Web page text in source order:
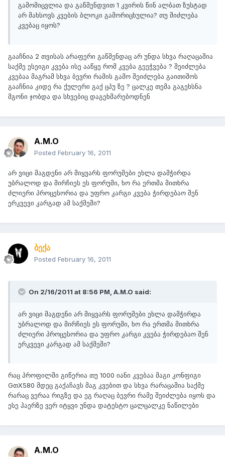
გამომიცვლია და გაწმენდვით 1 კვირის წინ ალბათ ზუსტად
არ მახსოვს კვების ბლოკი გამორიცხულია? თუ შიძლება
კვებაც იყოს?
გააჩნია 2 თვისას არაფერი გაწმენდაც არ უნდა სხვა რაღაცაშია
საქმე ესეიგი კვება ისე ააწყე რომ კვება გეეჭვება ? შეიძლება
კვებაა მაგრამ სხვა ბევრი რამის გამო შეიძლება გაითიშოს
გააჩნია კიდე რა ქულერი გაქ ცპუ ზე ? ცალკე თემა გაგეხსნა
მგონი ჯობდა და სხვებიც დაგეხმარებოდნენ
A.M.O
Posted February 16, 2011
არ ვიცი მაგდენი არ მიყვარს ფორუმები ეხლა დამჭირდა
უბრალოდ და მირჩიეს ეს ფორუმი, ხო რა ერთმა მითხრა
ძლიერი პროცესორია და უფრო კარგი კვება ჭირდებაო შენ
ერკვევი კარგად ამ საქმეში?
ბექა
Posted February 16, 2011
On 2/16/2011 at 8:56 PM, A.M.O said:
არ ვიცი მაგდენი არ მიყვარს ფორუმები ეხლა დამჭირდა
უბრალოდ და მირჩიეს ეს ფორუმი, ხო რა ერთმა მითხრა
ძლიერი პროცესორია და უფრო კარგი კვება ჭირდებაო შენ
ერკვევი კარგად ამ საქმეში?
რაც პროფილში გიწერია თუ 1000 იანი კვებაა მაგი კონფიგი
GთX580 მდეც გაქაჩავს მაგ კვებით და სხვა რარაცაშია საქმე
რარაც ვერაა რიგზე და ეგ რაღაც ბევრი რამე შეიძლება იყოს და
ესე ჰაერზე ვერ იტყვი უნდა დატესტო ცალცალკე ნაწილები
A.M.O